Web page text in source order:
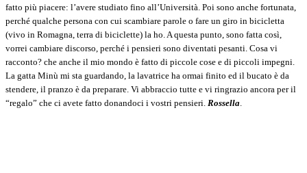
fatto più piacere: l’avere studiato fino all’Università. Poi sono anche fortunata,
perché qualche persona con cui scambiare parole o fare un giro in bicicletta
(vivo in Romagna, terra di biciclette) la ho. A questa punto, sono fatta così,
vorrei cambiare discorso, perché i pensieri sono diventati pesanti. Cosa vi
racconto? che anche il mio mondo è fatto di piccole cose e di piccoli impegni.
La gatta Minù mi sta guardando, la lavatrice ha ormai finito ed il bucato è da
stendere, il pranzo è da preparare. Vi abbraccio tutte e vi ringrazio ancora per il
“regalo” che ci avete fatto donandoci i vostri pensieri. Rossella.